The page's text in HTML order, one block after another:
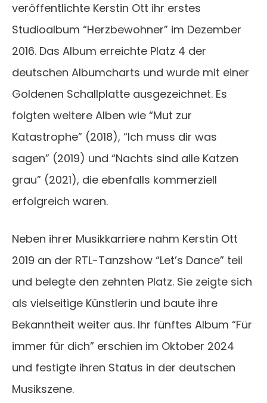
veröffentlichte Kerstin Ott ihr erstes
Studioalbum “Herzbewohner” im Dezember
2016. Das Album erreichte Platz 4 der
deutschen Albumcharts und wurde mit einer
Goldenen Schallplatte ausgezeichnet. Es
folgten weitere Alben wie “Mut zur
Katastrophe” (2018), “Ich muss dir was
sagen” (2019) und “Nachts sind alle Katzen
grau” (2021), die ebenfalls kommerziell
erfolgreich waren.
Neben ihrer Musikkarriere nahm Kerstin Ott
2019 an der RTL-Tanzshow “Let’s Dance” teil
und belegte den zehnten Platz. Sie zeigte sich
als vielseitige Künstlerin und baute ihre
Bekanntheit weiter aus. Ihr fünftes Album “Für
immer für dich” erschien im Oktober 2024
und festigte ihren Status in der deutschen
Musikszene.